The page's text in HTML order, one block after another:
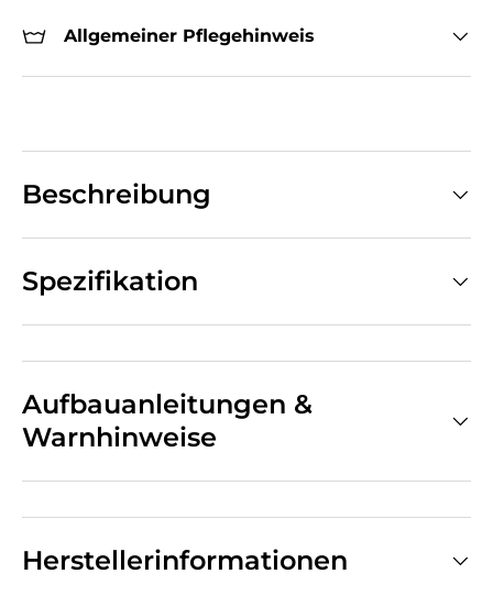
Allgemeiner Pflegehinweis
Beschreibung
Spezifikation
Aufbauanleitungen &
Warnhinweise
Herstellerinformationen